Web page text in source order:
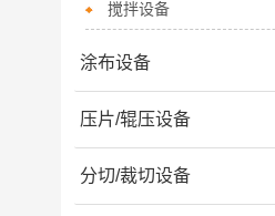
搅拌设备
涂布设备
压片/辊压设备
分切/裁切设备